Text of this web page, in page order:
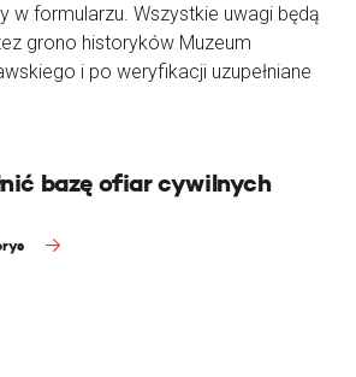
w formularzu. Wszystkie uwagi będą
grono historyków Muzeum
i po weryfikacji uzupełniane
bazę ofiar cywilnych